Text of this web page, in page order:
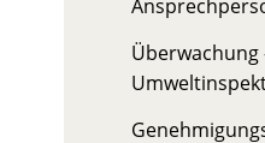
Überwachung